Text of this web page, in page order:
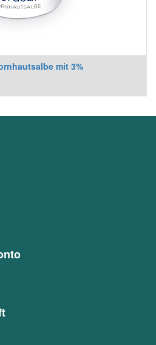
mit 3%